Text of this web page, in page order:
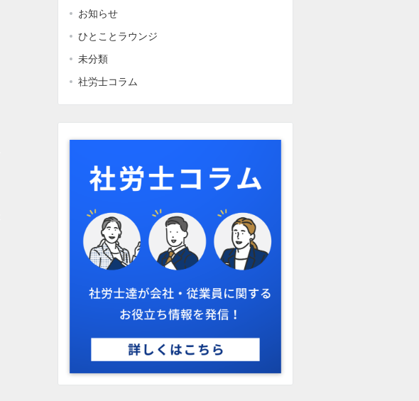
お知らせ
ひとことラウンジ
未分類
社労士コラム